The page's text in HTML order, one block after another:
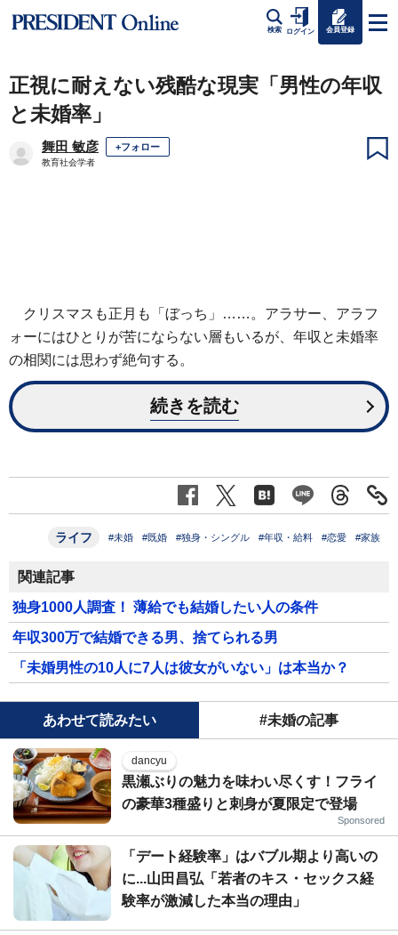
検索 ログイン 会員登録
正視に耐えない残酷な現実「男性の年収
と未婚率」
舞田 敏彦 +フォロー
教育社会学者
クリスマスも正月も「ぼっち」……。アラサー、アラフ
ォーにはひとりが苦にならない層もいるが、年収と未婚率
の相関には思わず絶句する。
続きを読む
ライフ #未婚 #既婚 #独身・シングル #年収・給料 #恋愛 #家族
関連記事
独身1000人調査！ 薄給でも結婚したい人の条件
年収300万で結婚できる男、捨てられる男
「未婚男性の10人に7人は彼女がいない」は本当か？
あわせて読みたい #未婚の記事
dancyu
黒瀬ぶりの魅力を味わい尽くす！フライ
の豪華3種盛りと刺身が夏限定で登場
Sponsored
「デート経験率」はバブル期より高いの
に...山田昌弘「若者のキス・セックス経
験率が激減した本当の理由」